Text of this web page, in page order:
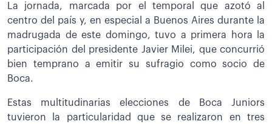
La jornada, marcada por el temporal que azotó al
centro del país y, en especial a Buenos Aires durante la
madrugada de este domingo, tuvo a primera hora la
participación del presidente Javier Milei, que concurrió
bien temprano a emitir su sufragio como socio de
Boca.
Estas multitudinarias elecciones de Boca Juniors
tuvieron la particularidad que se realizaron en tres